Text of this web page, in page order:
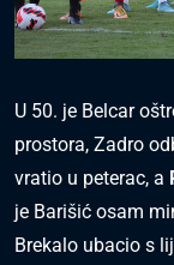
U 50. je Belcar
prostora, Zadro
vratio u peterac, a
je Barišić osam
Brekalo ubacio s